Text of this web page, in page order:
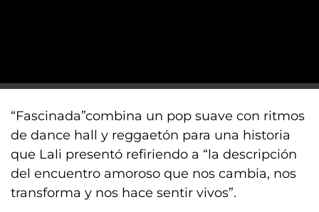
“Fascinada”combina un pop suave con ritmos
de dance hall y reggaetón para una historia
que Lali presentó refiriendo a “la descripción
del encuentro amoroso que nos cambia, nos
transforma y nos hace sentir vivos”.